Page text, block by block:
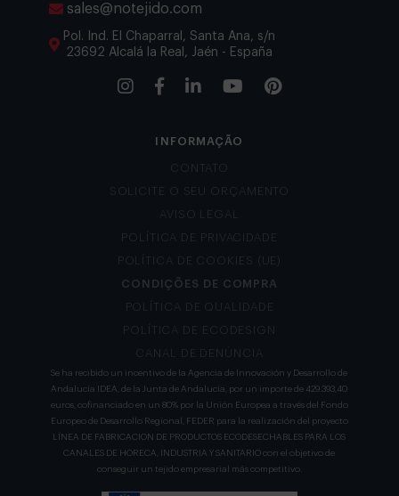
sales@notejido.com
Pol. Ind. El Chaparral, Santa Ana, s/n
23692 Alcalá la Real, Jaén - España
INFORMAÇÃO
CONTATO
SOLICITE O SEU ORÇAMENTO
AVISO LEGAL
POLÍTICA DE PRIVACIDADE
POLÍTICA DE COOKIES (UE)
CONDIÇÕES DE COMPRA
POLÍTICA DE QUALIDADE
POLÍTICA DE ECODESIGN
CANAL DE DENÚNCIA
Se ha recibido un incentivo de la Agencia de Innovación y Desarrollo de
Andalucía IDEA, de la Junta de Andalucía, por un importe de 429.393,40
euros, cofinanciado en un 80% por la Unión Europea a través del Fondo
Europeo de Desarrollo Regional, FEDER para la realización del proyecto
LÍNEA DE FABRICACION DE PRODUCTOS ECODESECHABLES PARA LOS
CANALES DE HORECA, INDUSTRIA Y SANITARIO con el objetivo de
conseguir un tejido empresarial más competitivo.